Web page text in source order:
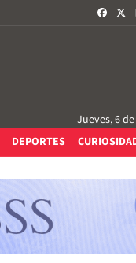
Jueves, 6
DEPORTES